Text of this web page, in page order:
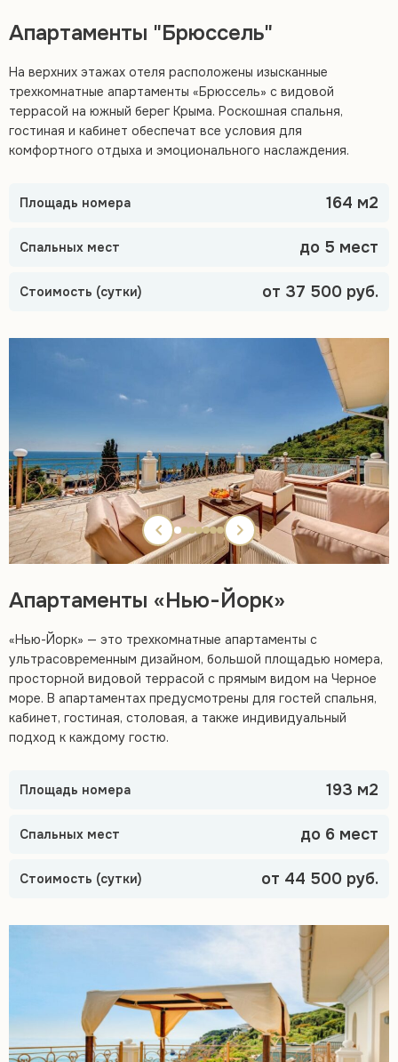
Апартаменты "Брюссель"
На верхних этажах отеля расположены изысканные
трехкомнатные апартаменты «Брюссель» с видовой
террасой на южный берег Крыма. Роскошная спальня,
гостиная и кабинет обеспечат все условия для
комфортного отдыха и эмоционального наслаждения.
Площадь номера 164 м2
Спальных мест до 5 мест
Стоимость (сутки) от 37 500 руб.
Апартаменты «Нью-Йорк»
«Нью-Йорк» — это трехкомнатные апартаменты с
ультрасовременным дизайном, большой площадью номера,
просторной видовой террасой с прямым видом на Черное
море. В апартаментах предусмотрены для гостей спальня,
кабинет, гостиная, столовая, а также индивидуальный
подход к каждому гостю.
Площадь номера 193 м2
Спальных мест до 6 мест
Стоимость (сутки) от 44 500 руб.